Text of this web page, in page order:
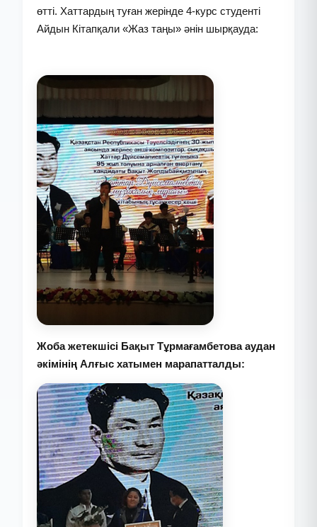
өтті. Хаттардың туған жерінде 4-курс студенті
Айдын Кітапқали «Жаз таңы» әнін шырқауда:
Жоба жетекшісі Бақыт Тұрмағамбетова аудан
әкімінің Алғыс хатымен марапатталды: